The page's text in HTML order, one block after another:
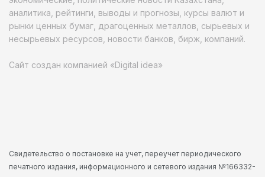
аналитика, рейтинги, выводы и прогнозы, курсы валют и
рынки ценных бумаг, драгоценных металлов, сырьевых и
несырьевых ресурсов, новости банков, бирж, компаний.
Сайт создан компанией «Digital idea»
Свидетельство о постановке на учет, переучет периодического
печатного издания, информационного и сетевого издания №166332-